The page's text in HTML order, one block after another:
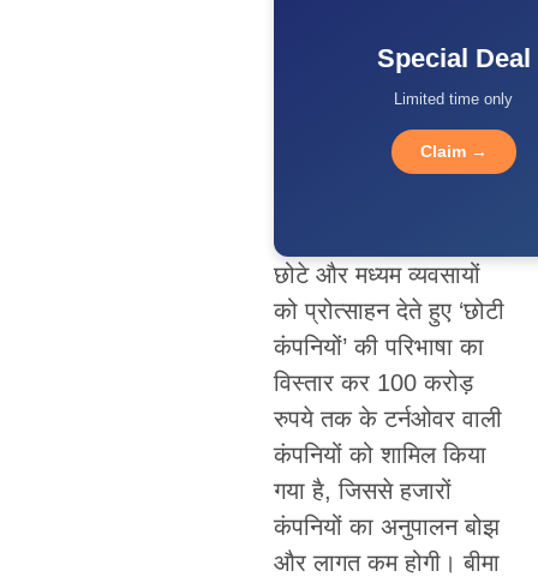
Special Deal
Limited time only
Claim →
छोटे और मध्यम व्यवसायों
को प्रोत्साहन देते हुए ‘छोटी
कंपनियों’ की परिभाषा का
विस्तार कर 100 करोड़
रुपये तक के टर्नओवर वाली
कंपनियों को शामिल किया
गया है, जिससे हजारों
कंपनियों का अनुपालन बोझ
और लागत कम होगी। बीमा